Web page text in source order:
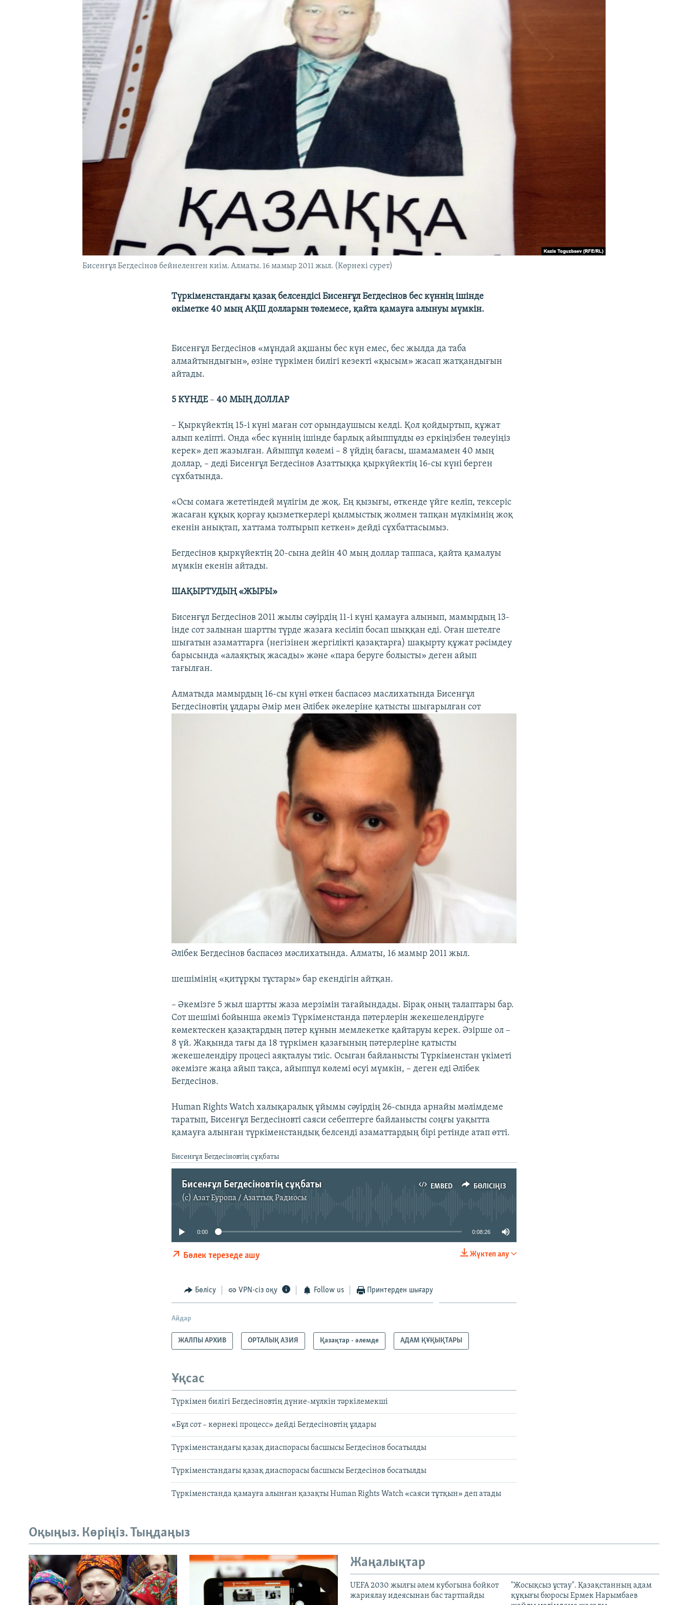
Бисенғұл Бегдесінов бейнеленген киім. Алматы. 16 мамыр 2011 жыл. (Көрнекі сурет)
Түркіменстандағы қазақ белсендісі Бисенғұл Бегдесінов бес күннің ішінде
өкіметке 40 мың АҚШ долларын төлемесе, қайта қамауға алынуы мүмкін.
Бисенғұл Бегдесінов «мұндай ақшаны бес күн емес, бес жылда да таба
алмайтындығын», өзіне түркімен билігі кезекті «қысым» жасап жатқандығын
айтады.
5 КҮНДЕ –40 МЫҢ ДОЛЛАР
– Қыркүйектің 15-і күні маған сот орындаушысы келді. Қол қойдыртып, құжат
алып келіпті. Онда «бес күннің ішінде барлық айыппұлды өз еркіңізбен төлеуіңіз
керек» деп жазылған. Айыппұл көлемі – 8 үйдің бағасы, шамамамен 40 мың
доллар, – деді Бисенғұл Бегдесінов Азаттыққа қыркүйектің 16-сы күні берген
сұхбатында.
«Осы сомаға жететіндей мүлігім де жоқ. Ең қызығы, өткенде үйге келіп, тексеріс
жасаған құқық қорғау қызметкерлері қылмыстық жолмен тапқан мүлкімнің жоқ
екенін анықтап, хаттама толтырып кеткен» дейді сұхбаттасымыз.
Бегдесінов қыркүйектің 20-сына дейін 40 мың доллар таппаса, қайта қамалуы
мүмкін екенін айтады.
ШАҚЫРТУДЫҢ «ЖЫРЫ»
Бисенғұл Бегдесінов 2011 жылы сәуірдің 11-і күні қамауға алынып, мамырдың 13-
інде сот залынан шартты түрде жазаға кесіліп босап шыққан еді. Оған шетелге
шығатын азаматтарға (негізінен жергілікті қазақтарға) шақырту құжат рәсімдеу
барысында «алаяқтық жасады» және «пара беруге болысты» деген айып
тағылған.
Алматыда мамырдың 16-сы күні өткен баспасөз маслихатында Бисенғұл
Бегдесіновтің ұлдары Әмір мен Әлібек әкелеріне қатысты шығарылған сот
Әлібек Бегдесінов баспасөз мәслихатында. Алматы, 16 мамыр 2011 жыл.
шешімінің «қитұрқы тұстары» бар екендігін айтқан.
– Әкемізге 5 жыл шартты жаза мерзімін тағайындады. Бірақ оның талаптары бар.
Сот шешімі бойынша әкеміз Түркіменстанда пәтерлерін жекешелендіруге
көмектескен қазақтардың пәтер құнын мемлекетке қайтаруы керек. Әзірше ол –
8 үй. Жақында тағы да 18 түркімен қазағының пәтерлеріне қатысты
жекешелендіру процесі аяқталуы тиіс. Осыған байланысты Түркіменстан үкіметі
әкемізге жаңа айып тақса, айыппұл көлемі өсуі мүмкін, – деген еді Әлібек
Бегдесінов.
Human Rights Watch халықаралық ұйымы сәуірдің 26-сында арнайы мәлімдеме
таратып, Бисенғұл Бегдесіновті саяси себептерге байланысты соңғы уақытта
қамауға алынған түркіменстандық белсенді азаматтардың бірі ретінде атап өтті.
Бисенғұл Бегдесіновтің сұқбаты
EMBED БӨЛІСІҢІЗ
Бисенғұл Бегдесіновтің сұқбаты
(c)Азат Еуропа / Азаттық Радиосы
БӨЛІСІҢІЗ
No media source currently available
0:00 0:08:26
Жүктеп алу
Бөлек терезеде ашу
Бөлісу VPN-сіз оқу Follow us Принтерден шығару
Айдар
ЖАЛПЫ АРХИВ ОРТАЛЫҚ АЗИЯ Қазақтар - әлемде АДАМ ҚҰҚЫҚТАРЫ
Ұқсас
Түркімен билігі Бегдесіновтің дүние-мүлкін тәркілемекші
«Бұл сот – көрнекі процесс» дейді Бегдесіновтің ұлдары
Түркіменстандағы қазақ диаспорасы басшысы Бегдесінов босатылды
Түркіменстандағы қазақ диаспорасы басшысы Бегдесінов босатылды
Түркіменстанда қамауға алынған қазақты Human Rights Watch «саяси тұтқын» деп атады
Оқыңыз. Көріңіз. Тыңдаңыз
Жаңалықтар
UEFA 2030 жылғы әлем кубогына бойкот
жариялау идеясынан бас тартпайды
"Жосықсыз ұстау". Қазақстанның адам
құқығы бюросы Ермек Нарымбаев